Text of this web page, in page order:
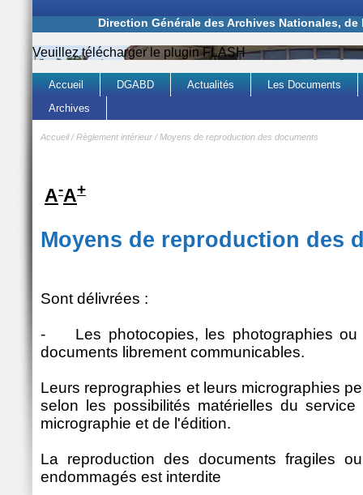
Direction Générale des Archives Nationales,
Veuillez télécharger le plugin FLASH
Accueil DGABD Actualités
Les Documents
Archives
Accueil /Règlement intérieur /Moyens de reproduction des documents
A-A+
Moyens de reproduction des
Sont délivrées :
-
Les photocopies, les photographies
documents librement communicables.
Leurs reprographies et leurs micrographies
selon les possibilités matérielles du
micrographie et de l'édition.
La reproduction des documents fragiles
endommagés est interdite